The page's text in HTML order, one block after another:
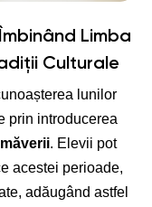
Limba
Culturale
lunilor
prin introducerea
. Elevii pot
acestei perioade,
adăugând astfel